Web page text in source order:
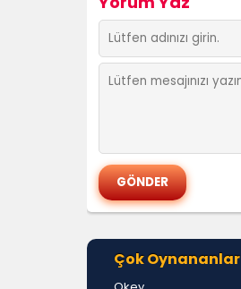
Çok Oynananlar